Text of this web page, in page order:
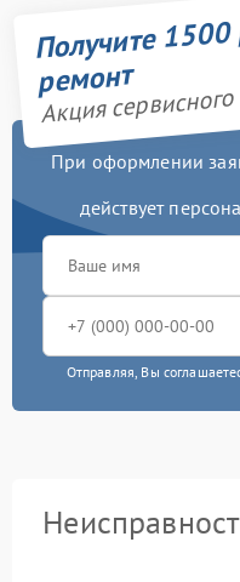
Получите
ремонт
Акция
При оформлении
действует
Отправляя, Вы